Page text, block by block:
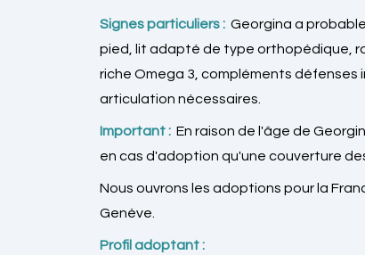
Signes particuliers : Georgina a
pied, lit adapté de type orthopédique,
riche Omega 3, compléments
articulation nécessaires.
Important : En raison de l'âge de
en cas d'adoption qu'une couverture
Nous ouvrons les adoptions pour la
Genève.
Profil adoptant :